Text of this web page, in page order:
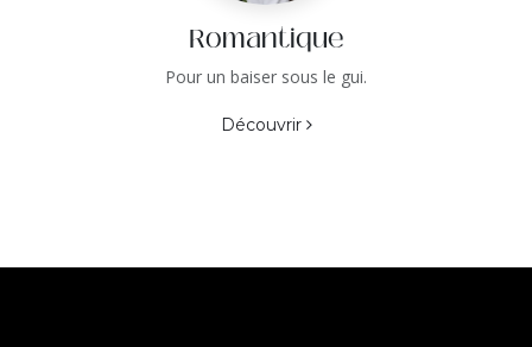
Romantique
Pour un baiser sous le gui.
Découvrir